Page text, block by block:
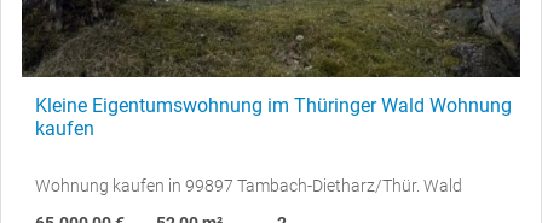
Kleine Eigentumswohnung im Thüringer Wald Wohnung
kaufen
Wohnung kaufen in 99897 Tambach-Dietharz/Thür. Wald